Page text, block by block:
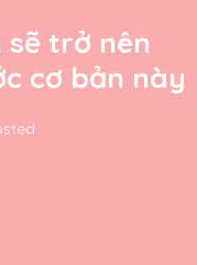
sẽ trở nên
cơ bản này